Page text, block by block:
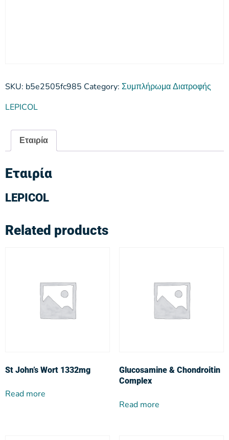
SKU: b5e2505fc985 Category: Συμπλήρωμα Διατροφής
LEPICOL
Εταιρία
Εταιρία
LEPICOL
Related products
St John’s Wort 1332mg
Read more
Glucosamine & Chondroitin
Complex
Read more